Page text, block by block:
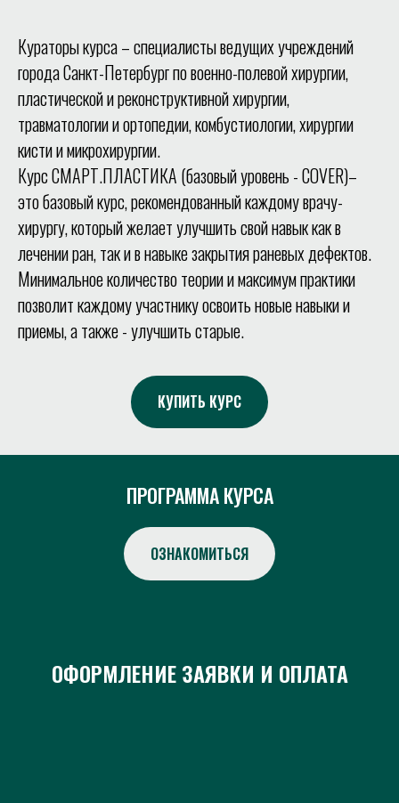
Кураторы курса – специалисты ведущих учреждений
города Санкт-Петербург по военно-полевой хирургии,
пластической и реконструктивной хирургии,
травматологии и ортопедии, комбустиологии, хирургии
кисти и микрохирургии.
Курс СМАРТ.ПЛАСТИКА (базовый уровень - COVER)–
это базовый курс, рекомендованный каждому врачу-
хирургу, который желает улучшить свой навык как в
лечении ран, так и в навыке закрытия раневых дефектов.
Минимальное количество теории и максимум практики
позволит каждому участнику освоить новые навыки и
приемы, а также - улучшить старые.
КУПИТЬ КУРС
ПРОГРАММА КУРСА
ОЗНАКОМИТЬСЯ
ОФОРМЛЕНИЕ ЗАЯВКИ И ОПЛАТА